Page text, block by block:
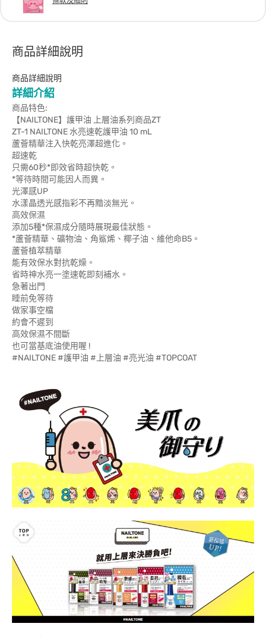
商品詳細說明
商品詳細說明
詳細介紹
商品特色:
【NAILTONE】護甲油 上層油系列商品ZT
ZT-1 NAILTONE 水亮速乾護甲油 10 mL
蘆薈精華注入快乾亮澤超進化。
超速乾
只需60秒*即效省時超快乾。
*等待時間可能因人而異。
光澤感UP
水漾晶透光感指彩不再黯淡無光。
高效保濕
添加5種*保濕成分隨時展現最佳狀態。
*蘆薈精華、礦物油、角鯊烯、椰子油、維他命B5。
蘆薈植萃精華
能有效保水對抗乾燥。
省時神水亮一塗速乾即刻補水。
急著出門
睡前免等待
做家事空檔
約會不遲到
高效保濕不間斷
也可當基底油使用喔 !
#NAILTONE #護甲油 #上層油 #亮光油 #TOPCOAT